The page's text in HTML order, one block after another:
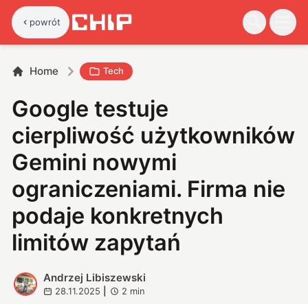
powrót
Home Tech
Google testuje
cierpliwość użytkowników
Gemini nowymi
ograniczeniami. Firma nie
podaje konkretnych
limitów zapytań
A
Andrzej Libiszewski
28.11.2025 2 min